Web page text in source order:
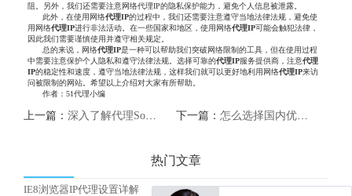
阻。另外，我们还需要注意网络代理IP的隐私保护能力，避免个人信息被泄露。
此外，在使用网络代理IP的过程中，我们还需要注意遵守当地法律法规，避免使
用网络代理IP进行非法活动。在一些国家和地区，使用网络代理IP可能会触犯法律，
因此我们需要谨慎使用并遵守相关规定。
总的来说，网络代理IP是一种可以帮助我们突破网络限制的工具，但在使用过程
中需要注意保护个人隐私和遵守法律法规。选择可靠的代理IP服务提供商，注意代理
IP的稳定性和速度，遵守当地法律法规，这样我们就可以更好地利用网络代理IP来访
问被限制的网站。希望以上介绍对大家有所帮助。
作者：51代理小编
上一篇： 深入了解代理Socks5：保护网络隐私与安全 下一篇： 怎么选择国内优质HTTP代理IP
热门文章
IE8浏览器IP代理设置详解